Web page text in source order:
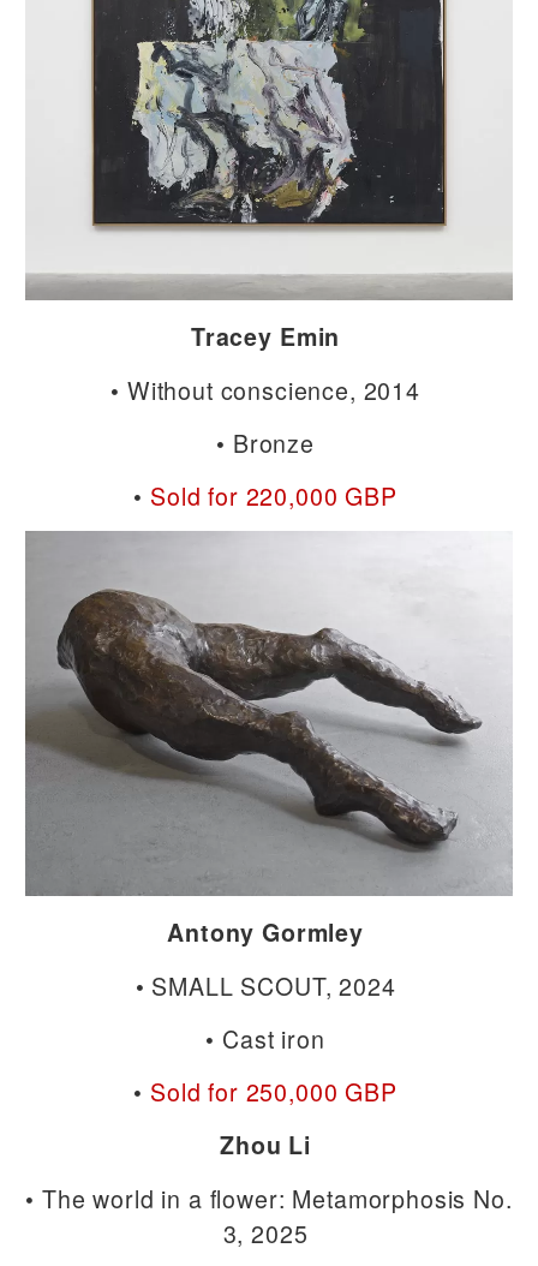
Tracey Emin
• Without conscience, 2014
• Bronze
• Sold for 220,000 GBP
Antony Gormley
• SMALL SCOUT, 2024
• Cast iron
• Sold for 250,000 GBP
Zhou Li
• The world in a flower: Metamorphosis No.
3, 2025